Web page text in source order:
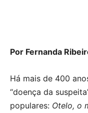
Por Fernanda
Há mais de 400
“doença da
populares: Otelo, o